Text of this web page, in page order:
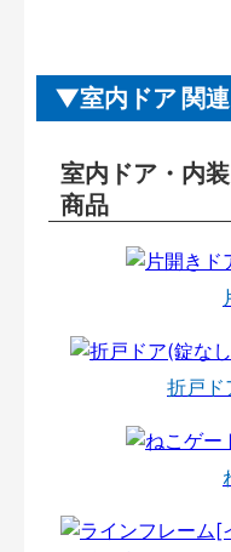
室内ドア 関
室内ドア・内
商品
折戸ド